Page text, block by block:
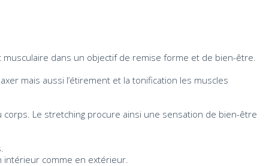
dans un objectif de remise forme et de bien-être.
mais aussi l’étirement et la tonification les muscles
corps. Le stretching procure ainsi une sensation de bien-être
intérieur comme en extérieur.